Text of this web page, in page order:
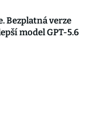
Bezplatná verze
model GPT-5.6